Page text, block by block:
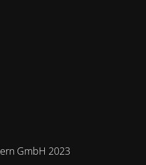
GmbH 2023